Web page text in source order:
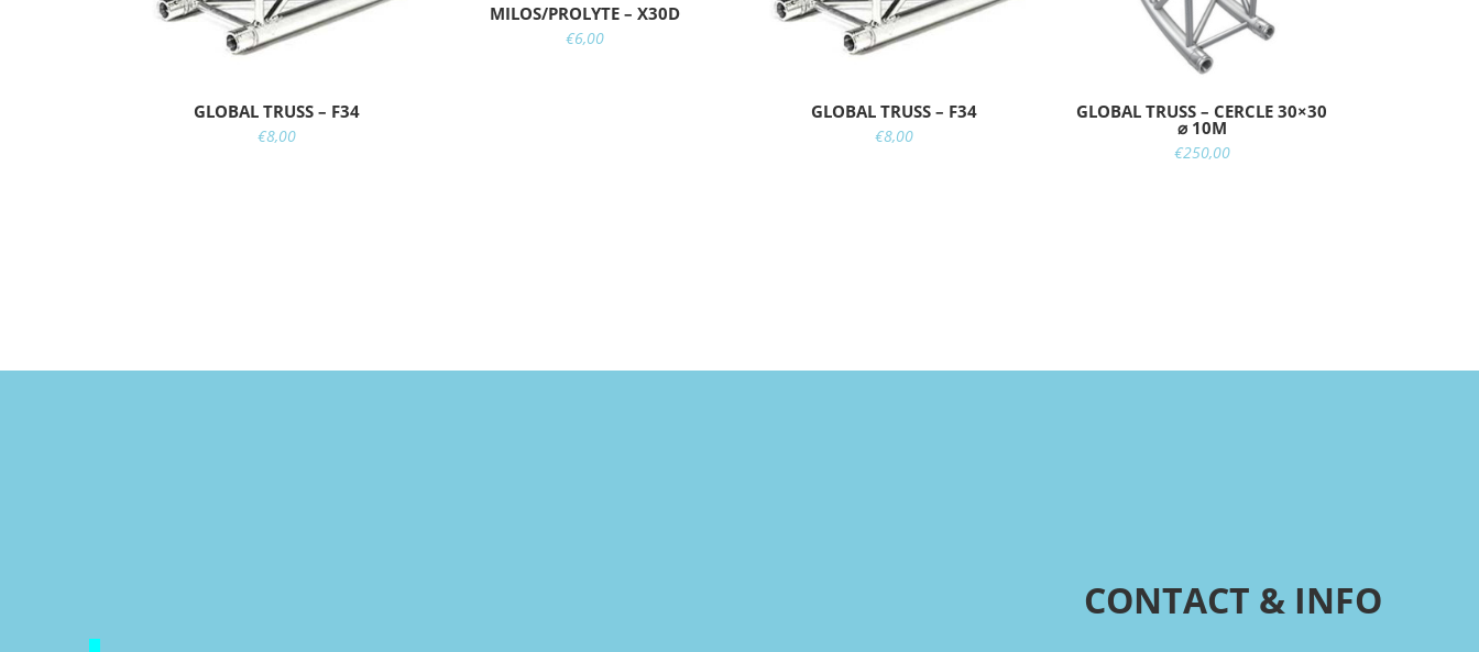
GLOBAL TRUSS – F34
€8,00
MILOS/PROLYTE – X30D
€6,00
GLOBAL TRUSS – F34
€8,00
GLOBAL TRUSS – CERCLE 30×30
⌀ 10M
€250,00
CONTACT & INFO